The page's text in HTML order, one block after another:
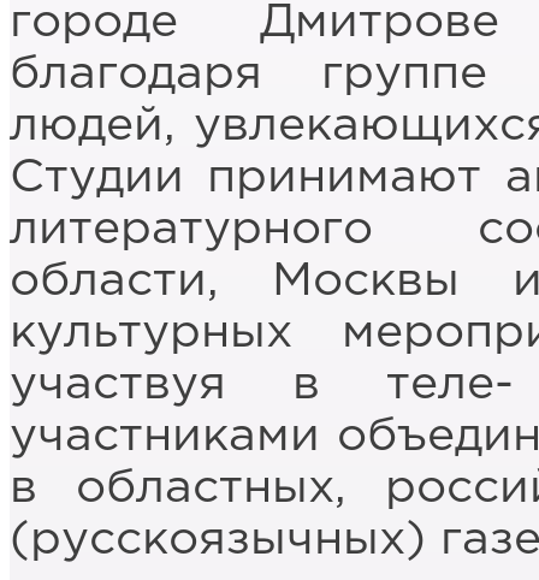
городе
благодаря группе
людей,
Студии принимают
литературного
области, Москвы
культурных
участвуя в
участниками
в областных,
(русскоязычных)